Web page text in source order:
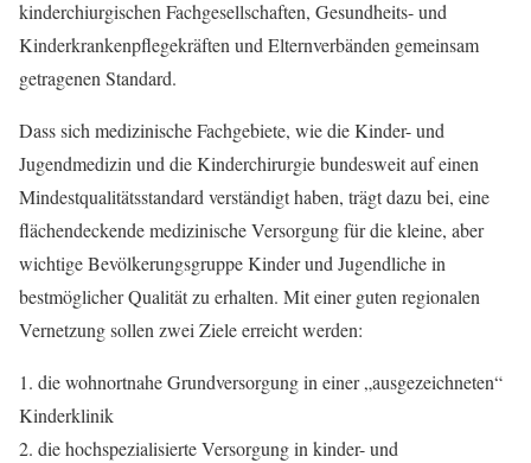
kinderchiurgischen Fachgesellschaften, Gesundheits- und
Kinderkrankenpflegekräften und Elternverbänden gemeinsam
getragenen Standard.
Dass sich medizinische Fachgebiete, wie die Kinder- und
Jugendmedizin und die Kinderchirurgie bundesweit auf einen
Mindestqualitätsstandard verständigt haben, trägt dazu bei, eine
flächendeckende medizinische Versorgung für die kleine, aber
wichtige Bevölkerungsgruppe Kinder und Jugendliche in
bestmöglicher Qualität zu erhalten. Mit einer guten regionalen
Vernetzung sollen zwei Ziele erreicht werden:
1. die wohnortnahe Grundversorgung in einer „ausgezeichneten“
Kinderklinik
2. die hochspezialisierte Versorgung in kinder- und